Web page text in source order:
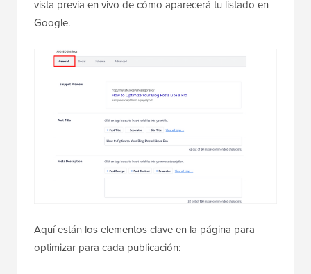
vista previa en vivo de cómo aparecerá tu listado en
Google.
Aquí están los elementos clave en la página para
optimizar para cada publicación: